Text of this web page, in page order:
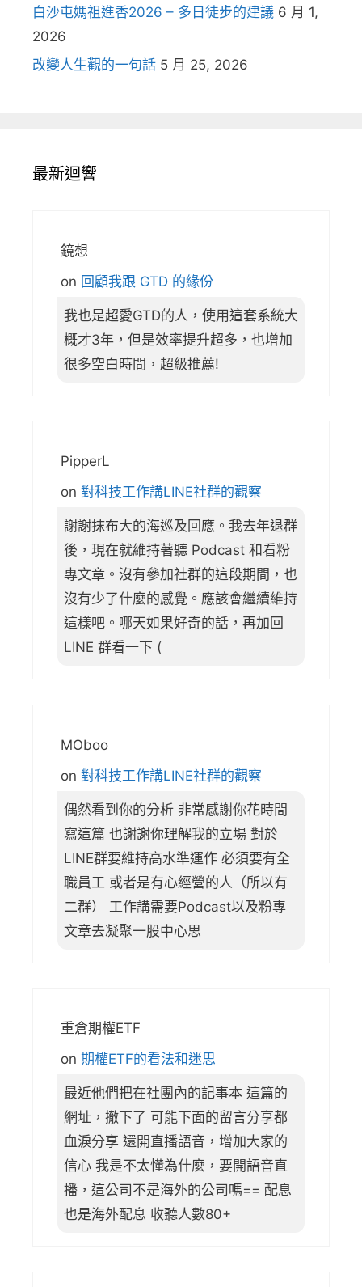
白沙屯媽祖進香2026 – 多日徒步的建議 6 月 1,
2026
改變人生觀的一句話 5 月 25, 2026
最新迴響
鏡想
on 回顧我跟 GTD 的緣份
我也是超愛GTD的人，使用這套系統大
概才3年，但是效率提升超多，也增加
很多空白時間，超級推薦!
PipperL
on 對科技工作講LINE社群的觀察
謝謝抹布大的海巡及回應。我去年退群
後，現在就維持著聽 Podcast 和看粉
專文章。沒有參加社群的這段期間，也
沒有少了什麼的感覺。應該會繼續維持
這樣吧。哪天如果好奇的話，再加回
LINE 群看一下 (
MOboo
on 對科技工作講LINE社群的觀察
偶然看到你的分析 非常感謝你花時間
寫這篇 也謝謝你理解我的立場 對於
LINE群要維持高水準運作 必須要有全
職員工 或者是有心經營的人（所以有
二群） 工作講需要Podcast以及粉專
文章去凝聚一股中心思
重倉期權ETF
on 期權ETF的看法和迷思
最近他們把在社團內的記事本 這篇的
網址，撤下了 可能下面的留言分享都
血淚分享 還開直播語音，增加大家的
信心 我是不太懂為什麼，要開語音直
播，這公司不是海外的公司嗎== 配息
也是海外配息 收聽人數80+